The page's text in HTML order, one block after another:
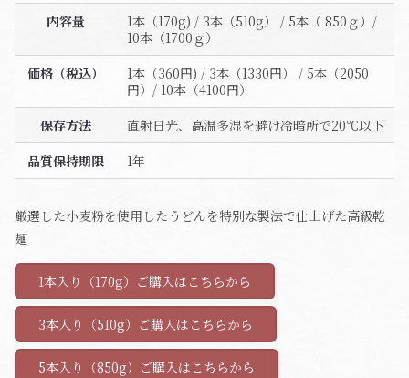
内容量
1本（170g) / 3本（510g） / 5本（ 850ｇ）/
10本（1700ｇ）
価格（税込）
1本（360円) / 3本（1330円） / 5本（2050
円）/ 10本（4100円）
保存方法
直射日光、高温多湿を避け冷暗所で20℃以下
品質保持期限
1年
厳選した小麦粉を使用したうどんを特別な製法で仕上げた高級乾
麺
1本入り（170g）ご購入はこちらから
3本入り（510g）ご購入はこちらから
5本入り（850g）ご購入はこちらから